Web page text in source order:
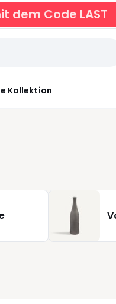
dem Code LAST
Kollektion